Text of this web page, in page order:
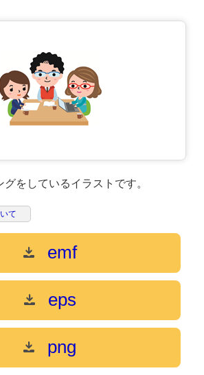
をしているイラストです。
て
emf
eps
png